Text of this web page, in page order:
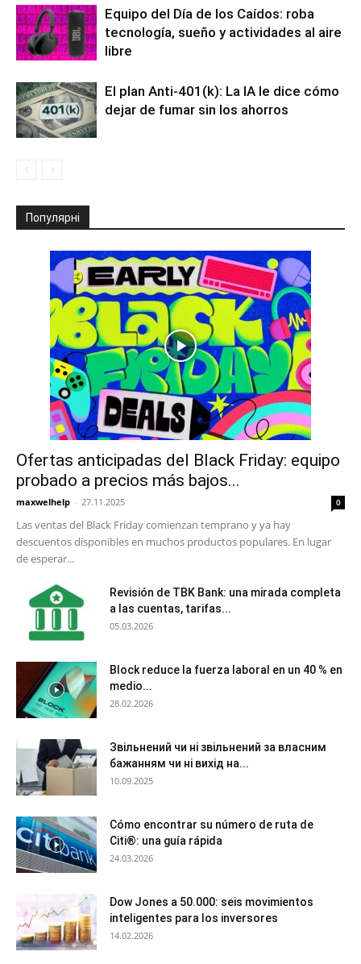
Equipo del Día de los Caídos: roba
tecnología, sueño y actividades al aire
libre
El plan Anti-401(k): La IA le dice cómo
dejar de fumar sin los ahorros
Популярні
Ofertas anticipadas del Black Friday: equipo
probado a precios más bajos...
maxwelhelp - 27.11.2025 0
Las ventas del Black Friday comienzan temprano y ya hay
descuentos disponibles en muchos productos populares. En lugar
de esperar...
Revisión de TBK Bank: una mirada completa
a las cuentas, tarifas...
05.03.2026
Block reduce la fuerza laboral en un 40 % en
medio...
28.02.2026
Звільнений чи ні звільнений за власним
бажанням чи ні вихід на...
10.09.2025
Cómo encontrar su número de ruta de
Citi®: una guía rápida
24.03.2026
Dow Jones a 50.000: seis movimientos
inteligentes para los inversores
14.02.2026